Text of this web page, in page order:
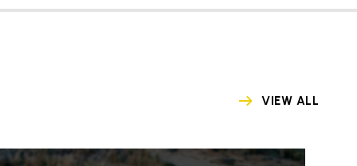
VIEW ALL